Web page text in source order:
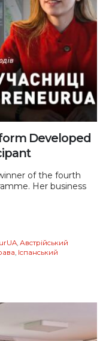
Developed
of the fourth
Her business
, Австрійський
Іспанський